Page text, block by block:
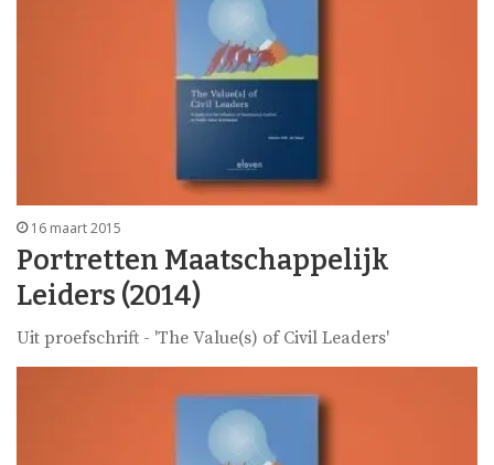
16 maart 2015
Portretten Maatschappelijk
Leiders (2014)
Uit proefschrift - 'The Value(s) of Civil Leaders'